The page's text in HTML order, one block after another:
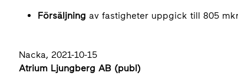
Försäljning av fastigheter uppgick till 805
Nacka, 2021-10-15
Atrium Ljungberg AB (publ)